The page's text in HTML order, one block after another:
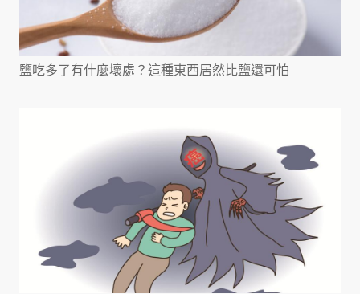
鹽吃多了有什麼壞處？這種東西居然比鹽還可怕